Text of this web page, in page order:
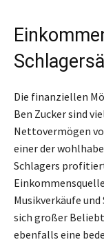
Die finanziellen
Ben Zucker sind
Nettovermögen
einer der
Schlagers
Musikverkäufe
sich großer
ebenfalls eine